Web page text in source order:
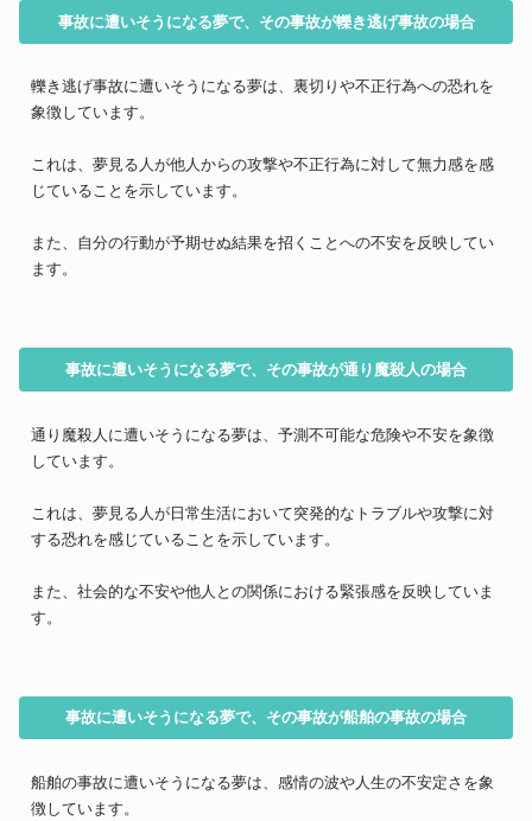
事故に遭いそうになる夢で、その事故が轢き逃げ事故の場合
轢き逃げ事故に遭いそうになる夢は、裏切りや不正行為への恐れを
象徴しています。
これは、夢見る人が他人からの攻撃や不正行為に対して無力感を感
じていることを示しています。
また、自分の行動が予期せぬ結果を招くことへの不安を反映してい
ます。
事故に遭いそうになる夢で、その事故が通り魔殺人の場合
通り魔殺人に遭いそうになる夢は、予測不可能な危険や不安を象徴
しています。
これは、夢見る人が日常生活において突発的なトラブルや攻撃に対
する恐れを感じていることを示しています。
また、社会的な不安や他人との関係における緊張感を反映していま
す。
事故に遭いそうになる夢で、その事故が船舶の事故の場合
船舶の事故に遭いそうになる夢は、感情の波や人生の不安定さを象
徴しています。